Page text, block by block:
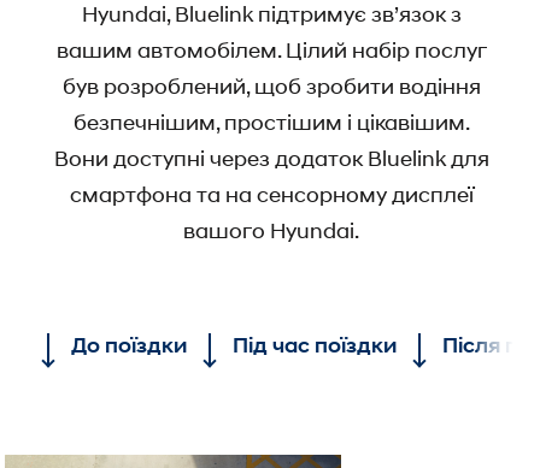
Hyundai, Bluelink підтримує зв’язок з
вашим автомобілем. Цілий набір послуг
був розроблений, щоб зробити водіння
безпечнішим, простішим і цікавішим.
Вони доступні через додаток Bluelink для
смартфона та на сенсорному дисплеї
вашого Hyundai.
До поїздки Під час поїздки Після